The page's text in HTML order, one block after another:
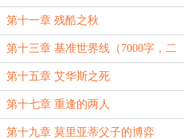
第十一章 残酷之秋
第十三章 基准世界线（7000字，二
合一）
第十五章 艾华斯之死
第十七章 重逢的两人
第十九章 莫里亚蒂父子的博弈